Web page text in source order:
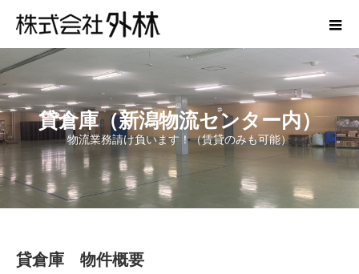
貸倉庫（新潟物流センター内）
物流業務請け負います！（賃貸のみも可能）
貸倉庫 物件概要